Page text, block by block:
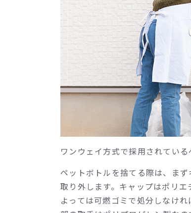
ワンウェイ方式で採用されてい
ペットボトルを捨てる際は、ま
取り外します。キャップはポリ
よっては可燃ゴミで処分しなけ